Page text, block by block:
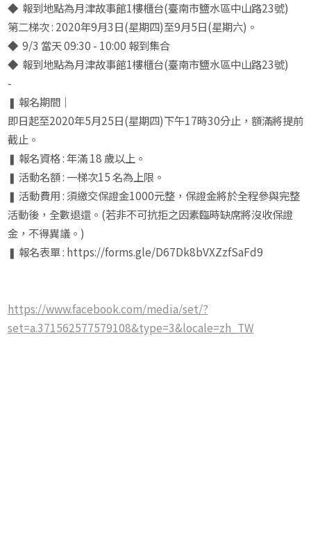
◆ 報到地點為月津故事館1樓櫃台(臺南市鹽水區中山路23號)
第二梯次 : 2020年9月3日(星期四)至9月5日(星期六)。
◆ 9/3 當天 09:30 - 10:00 報到集合
◆ 報到地點為月津故事館1樓櫃台(臺南市鹽水區中山路23號)
-
❚ 報名期間｜
即日起至2020年5月25日(星期四)下午17時30分止，額滿將提前
截止。
❚ 報名資格 : 年滿 18 歲以上。
❚ 活動名額 : 一梯次15 名為上限。
❚ 活動費用 : 須繳交保證金1000元整，保證金將於全程參與完整
活動後，全數退還。(若非不可抗拒之因素臨時缺席將沒收保證
金，不得異議。)
❚ 報名表單 : https://forms.gle/D67Dk8bVXZzfSaFd9
https://www.facebook.com/media/set/?
set=a.371562577579108&type=3&locale=zh_TW